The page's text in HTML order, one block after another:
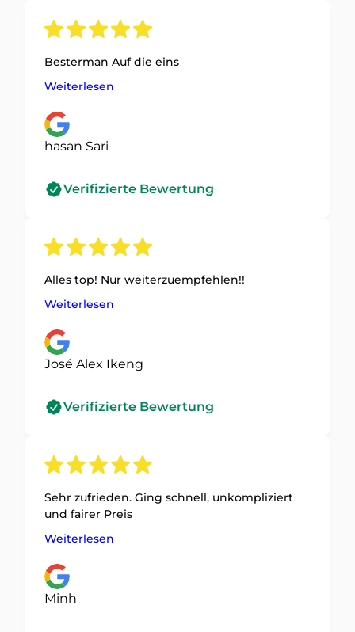
Besterman Auf die eins
Weiterlesen
hasan Sari
Verifizierte Bewertung
Alles top! Nur weiterzuempfehlen!!
Weiterlesen
José Alex Ikeng
Verifizierte Bewertung
Sehr zufrieden. Ging schnell, unkompliziert
und fairer Preis
Weiterlesen
Minh